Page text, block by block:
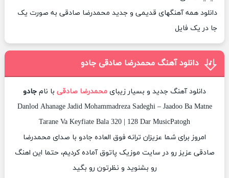
دانلود همه آهنگهای قدیمی و جدید محمدرضا صادقی به صورت یک
جا در یک فایل
دانلود آهنگ محمدرضا صادقی جادو
دانلود آهنگ جدید و بسیار زیبای محمدرضا صادقی با نام جادو
Danlod Ahanage Jadid Mohammadreza Sadeghi – Jaadoo Ba Matne
Tarane Va Keyfiate Bala 320 | 128 Dar MusicPatogh
امروز برای شما عزیزان ترانه فوق العاده جادو با صدای محمدرضا
صادقی عزیز رو در سایت موزیک پاتوق آماده کردیم، حتما این اهنگ
رو بشنوید و نظرتون رو بگید